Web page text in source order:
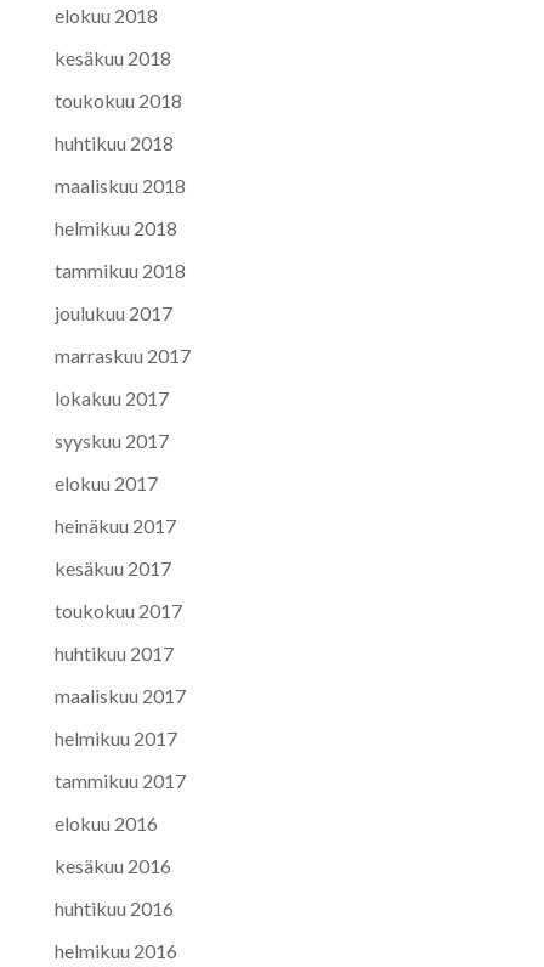
elokuu 2018
kesäkuu 2018
toukokuu 2018
huhtikuu 2018
maaliskuu 2018
helmikuu 2018
tammikuu 2018
joulukuu 2017
marraskuu 2017
lokakuu 2017
syyskuu 2017
elokuu 2017
heinäkuu 2017
kesäkuu 2017
toukokuu 2017
huhtikuu 2017
maaliskuu 2017
helmikuu 2017
tammikuu 2017
elokuu 2016
kesäkuu 2016
huhtikuu 2016
helmikuu 2016